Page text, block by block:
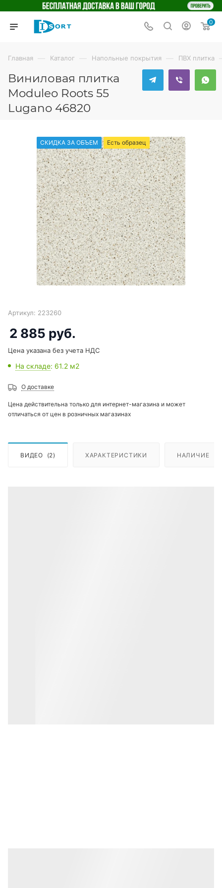
0
Главная — Каталог — Напольные покрытия — ПВХ плитка
Виниловая плитка
Moduleo Roots 55
Lugano 46820
СКИДКА ЗА ОБЪЕМ Есть образец
Артикул: 223260
2 885 руб.
Цена указана без учета НДС
На складе: 61.2 м2
О доставке
Цена действительна только для интернет-магазина и может
отличаться от цен в розничных магазинах
ВИДЕО (2) ХАРАКТЕРИСТИКИ НАЛИЧИЕ